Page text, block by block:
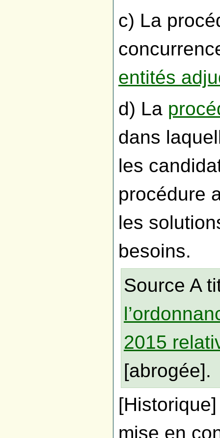
c) La
entités
d) La
dans
les
procédure
les
besoins.
Source A
2015
[abrogée].
mise en